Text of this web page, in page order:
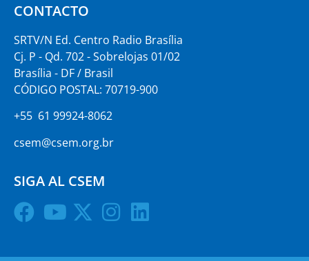
CONTACTO
SRTV/N Ed. Centro Radio Brasília
Cj. P - Qd. 702 - Sobrelojas 01/02
Brasília - DF / Brasil
CÓDIGO POSTAL: 70719-900
+55 61 99924-8062
csem@csem.org.br
SIGA AL CSEM